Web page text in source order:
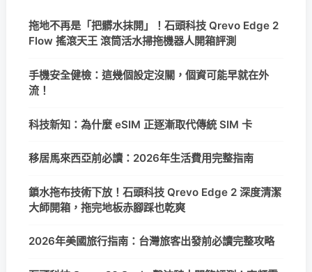
拖地不再是「把髒水抹開」！石頭科技 Qrevo Edge 2
Flow 搖滾天王 滾筒活水掃拖機器人開箱評測
手機安全健檢：這幾個設定沒關，個資可能早就在外
流！
科技新知：為什麼 eSIM 正逐漸取代傳統 SIM 卡
移居馬來西亞前必讀：2026年生活費用完整指南
鎖水拖布技術下放！石頭科技 Qrevo Edge 2 深度清潔
大師開箱，拖完地板赤腳踩也乾爽
2026年美國旅行指南：台灣旅客出發前必讀完整攻略